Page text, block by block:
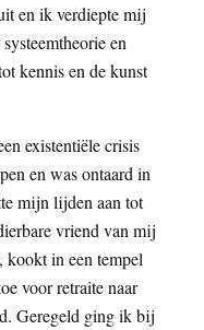
en ik verdiepte mij
en
kennis en de kunst
existentiële crisis
en was ontaard in
mijn lijden aan tot
vriend van mij
kookt in een tempel
voor retraite naar
Geregeld ging ik bij